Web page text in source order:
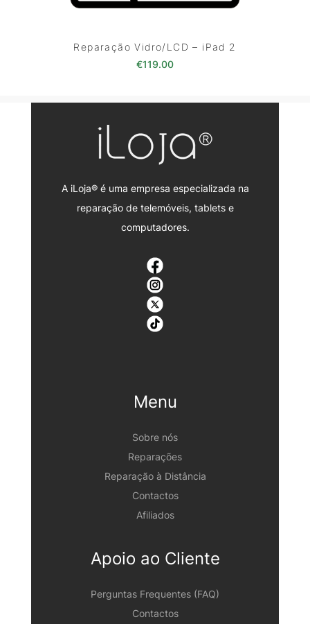
Reparação Vidro/LCD – iPad 2
€119.00
A iLoja® é uma empresa especializada na
reparação de telemóveis, tablets e
computadores.
Menu
Sobre nós
Reparações
Reparação à Distância
Contactos
Afiliados
Apoio ao Cliente
Perguntas Frequentes (FAQ)
Contactos